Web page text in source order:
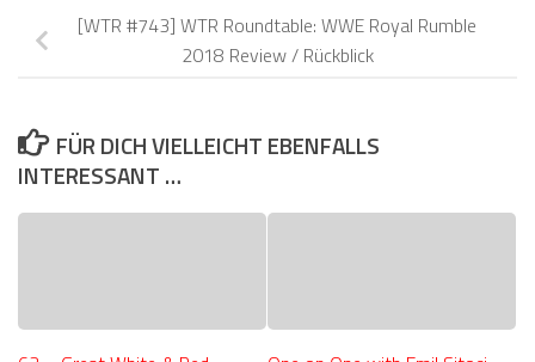
[WTR #743] WTR Roundtable: WWE Royal Rumble
2018 Review / Rückblick
FÜR DICH VIELLEICHT EBENFALLS
INTERESSANT …